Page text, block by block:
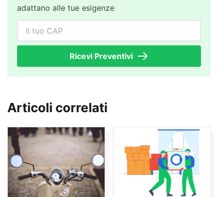
adattano alle tue esigenze
Il tuo CAP
Ricevi Preventivi
Articoli correlati